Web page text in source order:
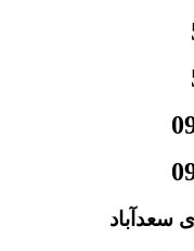
سعدآباد